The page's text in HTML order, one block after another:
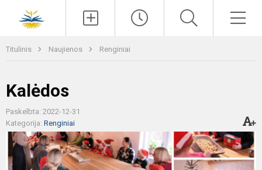
Titulinis Naujienos Renginiai
Kalėdos
Paskelbta: 2022-12-31
Kategorija: Renginiai